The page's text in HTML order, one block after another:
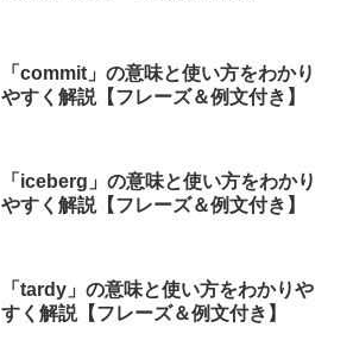
「commit」の意味と使い方をわかり
やすく解説【フレーズ＆例文付き】
「iceberg」の意味と使い方をわかり
やすく解説【フレーズ＆例文付き】
「tardy」の意味と使い方をわかりや
すく解説【フレーズ＆例文付き】